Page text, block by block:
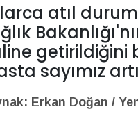
atıl
getirildiğini
sayımız
Erkan Doğan /